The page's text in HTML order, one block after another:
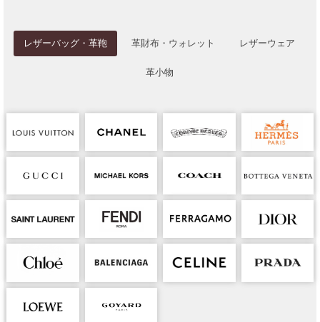
レザーバッグ・革鞄 革財布・ウォレット レザーウェア
革小物